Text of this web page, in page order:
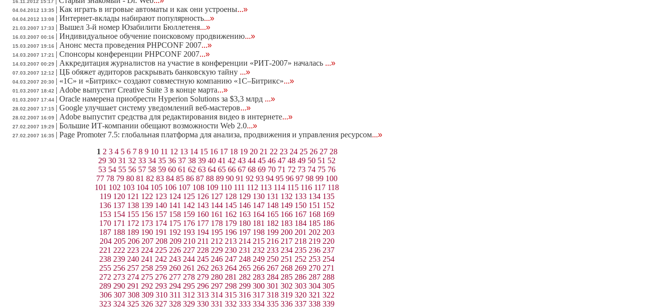
16.11.2012 15:17
04.04.2012 13:35 | Как играть в игровые автоматы и как они устроены...»
04.04.2012 13:08 | Интернет-вклады набирают популярность...»
21.03.2007 17:33 | Вышел 3-й номер Юзабилити Бюллетеня...»
16.03.2007 00:16 | Индивидуальное обучение поисковому продвижению...»
15.03.2007 19:16 | Анонс места проведения PHPCONF 2007...»
14.03.2007 17:21 | Спонсоры конференции PHPCONF 2007...»
14.03.2007 00:29 | Аккредитация журналистов на участие в конференции «РИТ-2007» началась ...»
07.03.2007 12:12 | ЦБ обяжет аудиторов раскрывать банковскую тайну ...»
04.03.2007 20:30 | «1С» и «Битрикс» создают совместную компанию «1С–Битрикс»...»
01.03.2007 18:42 | Adobe выпустит Creative Suite 3 в конце марта...»
01.03.2007 17:44 | Oracle намерена приобрести Hyperion Solutions за $3,3 млрд ...»
28.02.2007 17:15 | Google улучшает систему уведомлений веб-мастеров...»
28.02.2007 16:09 | Adobe выпустит средства для редактирования видео в интернете...»
27.02.2007 19:29 | Большие ИТ-компании обещают возможности Web 2.0...»
27.02.2007 16:35 | Page Promoter 7.5: глобальная платформа для анализа, продвижения и управления ресурсом...»
1 2 3 4 5 6 7 8 9 10 11 12 13 14 15 16 17 18 19 20 21 22 23 24 25 26 27 28
29 30 31 32 33 34 35 36 37 38 39 40 41 42 43 44 45 46 47 48 49 50 51 52
53 54 55 56 57 58 59 60 61 62 63 64 65 66 67 68 69 70 71 72 73 74 75 76
77 78 79 80 81 82 83 84 85 86 87 88 89 90 91 92 93 94 95 96 97 98 99 100
101 102 103 104 105 106 107 108 109 110 111 112 113 114 115 116 117 118
119 120 121 122 123 124 125 126 127 128 129 130 131 132 133 134 135
136 137 138 139 140 141 142 143 144 145 146 147 148 149 150 151 152
153 154 155 156 157 158 159 160 161 162 163 164 165 166 167 168 169
170 171 172 173 174 175 176 177 178 179 180 181 182 183 184 185 186
187 188 189 190 191 192 193 194 195 196 197 198 199 200 201 202 203
204 205 206 207 208 209 210 211 212 213 214 215 216 217 218 219 220
221 222 223 224 225 226 227 228 229 230 231 232 233 234 235 236 237
238 239 240 241 242 243 244 245 246 247 248 249 250 251 252 253 254
255 256 257 258 259 260 261 262 263 264 265 266 267 268 269 270 271
272 273 274 275 276 277 278 279 280 281 282 283 284 285 286 287 288
289 290 291 292 293 294 295 296 297 298 299 300 301 302 303 304 305
306 307 308 309 310 311 312 313 314 315 316 317 318 319 320 321 322
323 324 325 326 327 328 329 330 331 332 333 334 335 336 337 338 339